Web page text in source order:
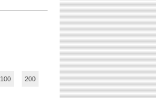
100 200